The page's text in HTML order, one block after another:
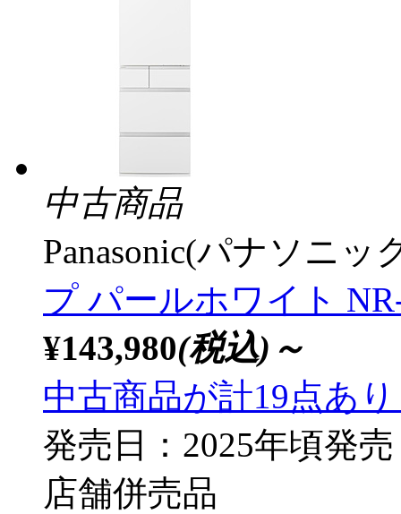
中古商品
Panasonic(パナソニッ
プ パールホワイト
¥143,980(税込)～
中古商品が計19点あ
発売日：2025年頃発売
店舗併売品